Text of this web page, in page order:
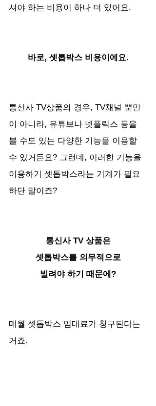
셔야 하는 비용이 하나 더 있어요.
바로, 셋톱박스 비용이에요.
통신사 TV상품의 경우, TV채널 뿐만
이 아니라, 유튜브나 넷플릭스 등을
볼 수도 있는 다양한 기능을 이용할
수 있거든요? 그런데, 이러한 기능을
이용하기 셋톱박스라는 기계가 필요
하단 말이죠?
통신사 TV 상품은
셋톱박스를 의무적으로
빌려야 하기 때문에?
매월 셋톱박스 임대료가 청구된다는
거죠.